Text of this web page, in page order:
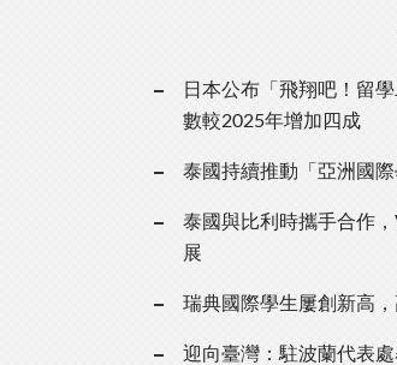
日本公布「飛翔吧！留
數較2025年增加四成
泰國持續推動「亞洲國
泰國與比利時攜手合作
展
瑞典國際學生屢創新高
迎向臺灣：駐波蘭代表